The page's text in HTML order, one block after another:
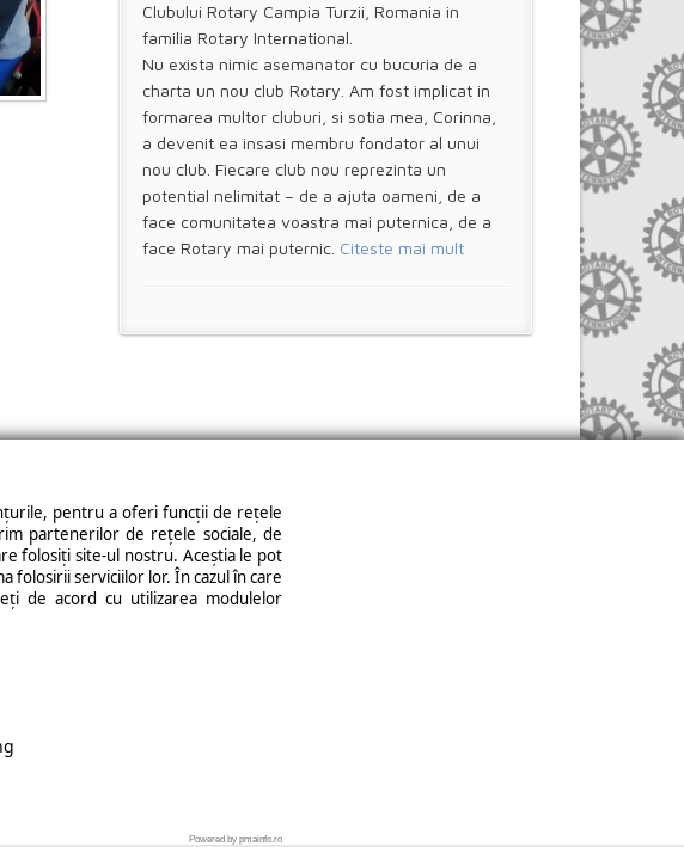
Clubului Rotary Campia Turzii, Romania in
familia Rotary International.
Nu exista nimic asemanator cu bucuria de a
charta un nou club Rotary. Am fost implicat in
formarea multor cluburi, si sotia mea, Corinna,
a devenit ea insasi membru fondator al unui
nou club. Fiecare club nou reprezinta un
potential nelimitat – de a ajuta oameni, de a
face comunitatea voastra mai puternica, de a
face Rotary mai puternic. Citeste mai mult
dePMAINFO| Modificare cookies
pentru a oferi funcții de rețele
partenerilor de rețele sociale, de
folosiți site-ul nostru. Aceștia le pot
folosirii serviciilor lor. În cazul în care
de acord cu utilizarea modulelor
Powered by pmainfo.ro